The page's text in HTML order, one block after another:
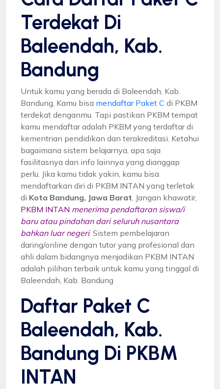
Terdekat Di
Baleendah, Kab.
Bandung
Untuk kamu yang berada di Baleendah, Kab.
Bandung, Kamu bisa mendaftar Paket C di PKBM
terdekat denganmu. Tapi pastikan PKBM tempat
kamu mendaftar adalah PKBM yang terdaftar di
kementrian pendidikan dan terakreditasi. Ketahui
bagaimana sistem belajarnya, apa saja
fasilitasnya dan info lainnya yang dianggap
perlu. Jika kamu tidak yakin, kamu bisa
mendaftarkan diri di PKBM INTAN yang terletak
di Kota Bandung, Jawa Barat . Jangan khawatir,
PKBM INTAN menerima pendaftaran siswa/i
baru atau pindahan dari seluruh nusantara
bahkan luar negeri. Sistem pembelajaran
daring/online dengan tutor yang profesional dan
ahli dalam bidangnya menjadikan PKBM INTAN
adalah pilihan terbaik untuk kamu yang tinggal di
Baleendah, Kab. Bandung
Daftar Paket C
Baleendah, Kab.
Bandung Di PKBM
INTAN